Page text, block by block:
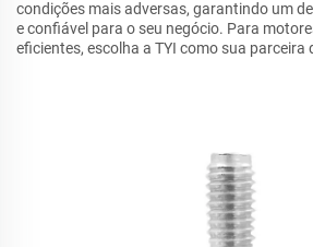
condições mais adversas, garantindo um
e confiável para o seu negócio. Para
eficientes, escolha a TYI como sua parceira